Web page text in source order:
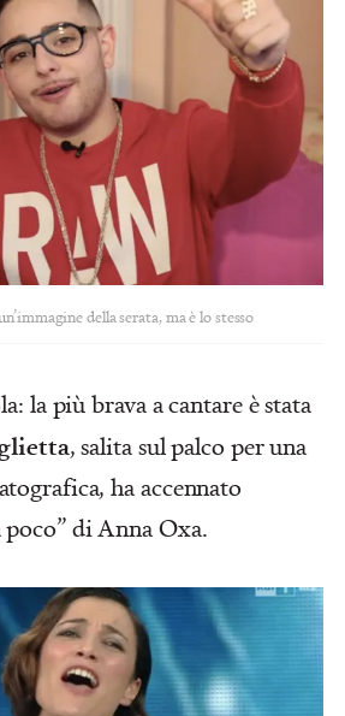
della serata, ma è lo stesso
la più brava a cantare è stata
, salita sul palco per una
ha accennato
poco” di Anna Oxa.